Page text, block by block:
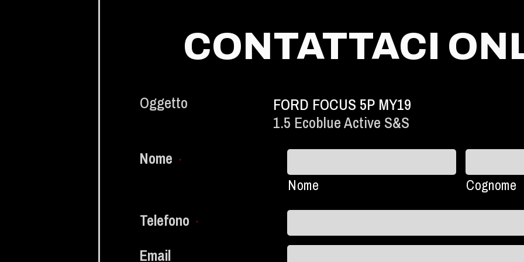
CONTATTACI
Oggetto
FORD FOCUS 5P MY19
1.5 Ecoblue Active S&s
Nome *
Nome Cognome
Telefono *
Email